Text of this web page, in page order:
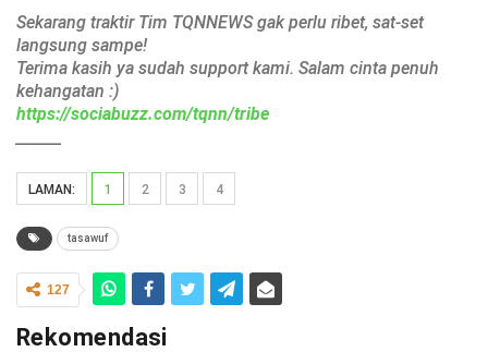
Sekarang traktir Tim TQNNEWS gak perlu ribet, sat-set
langsung sampe!
Terima kasih ya sudah support kami. Salam cinta penuh
kehangatan :)
https://sociabuzz.com/tqnn/tribe
LAMAN: 1 2 3 4
tasawuf
127
Rekomendasi